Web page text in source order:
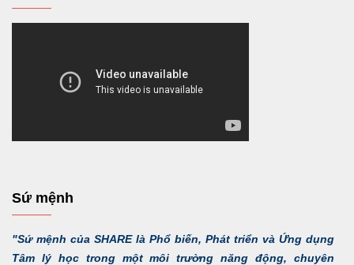
Sứ mệnh
"Sứ mệnh của SHARE là Phổ biến, Phát triển và Ứng dụng
Tâm lý học trong một môi trường năng động, chuyên